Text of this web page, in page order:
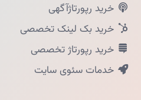
خرید رپورتاژآگهی
خرید بک لینک تخصصی
خرید رپورتاژ تخصصی
خدمات سئوی سایت